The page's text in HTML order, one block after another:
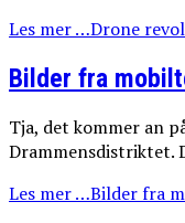
Les mer …Drone
Bilder fra
Tja, det kommer an
Drammensdistriktet.
Les mer …Bilder fra